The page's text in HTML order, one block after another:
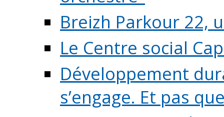
Breizh Parkour 22,
Le Centre social
Développement
s’engage. Et pas